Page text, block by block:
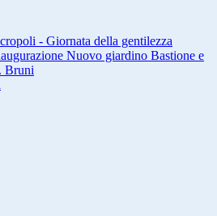
- Giornata della gentilezza
Nuovo giardino Bastione e
Bruni